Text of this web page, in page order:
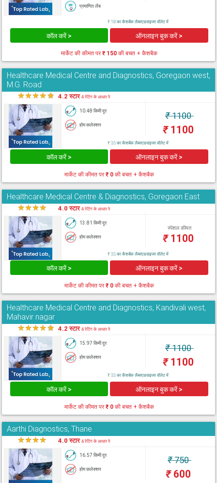
प्रमाणित लैब
₹ 18 का कैशबैक लैब्सएडवाइजर वॉलेट में
कॉल करें > ऑनलाइन बुक करें >
मार्केट की कीमत पर₹ 150की बचत + कैशबैक
Healthcare Medical Centre and Diagnostics, Goregaon west,
M.G. Road
★★★★★ 4.2 स्टार4 रेटिंग के आधार पे
10.48 किमी दूर
होम कलेक्शन
₹1100
₹1100
₹ 33 का कैशबैक लैब्सएडवाइजर वॉलेट में
कॉल करें > ऑनलाइन बुक करें >
मार्केट की कीमत पर₹ 0की बचत + कैशबैक
Healthcare Medical Centre & Diagnostics, Goregaon East
★★★★ 4.0 स्टार4 रेटिंग के आधार पे
13.81 किमी दूर
होम कलेक्शन
स्पेशल कीमत
₹1100
₹ 33 का कैशबैक लैब्सएडवाइजर वॉलेट में
कॉल करें > ऑनलाइन बुक करें >
मार्केट की कीमत पर₹ 0की बचत + कैशबैक
Healthcare Medical Centre and Diagnostics, Kandivali west,
Mahavir nagar
★★★★★ 4.2 स्टार4 रेटिंग के आधार पे
15.97 किमी दूर
होम कलेक्शन
₹1100
₹1100
₹ 33 का कैशबैक लैब्सएडवाइजर वॉलेट में
कॉल करें > ऑनलाइन बुक करें >
मार्केट की कीमत पर₹ 0की बचत + कैशबैक
Aarthi Diagnostics, Thane
★★★★ 4.0 स्टार4 रेटिंग के आधार पे
16.57 किमी दूर
होम कलेक्शन
₹750
₹600